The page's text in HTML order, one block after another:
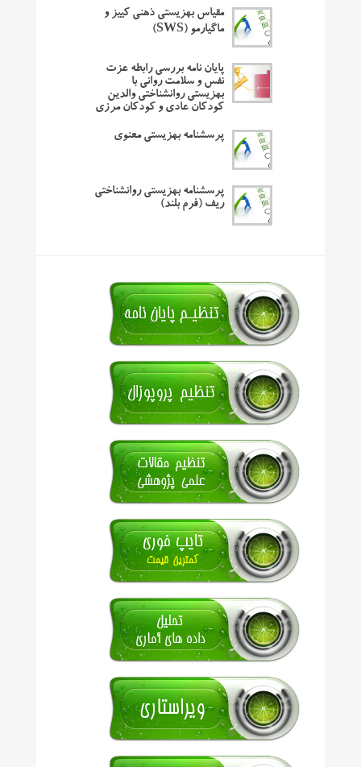
مقیاس بهزیستی ذهنی کییز و
ماگیارمو (SWS)
پایان نامه بررسی رابطه عزت
نفس و سلامت روانی با
بهزیستی روانشناختی والدین
کودکان عادی و کودکان مرزی
پرسشنامه بهزیستی معنوی
پرسشنامه بهزیستی روانشناختی
ریف (فرم بلند)